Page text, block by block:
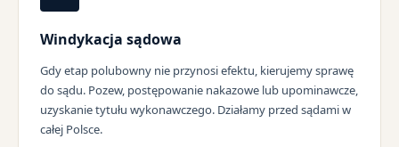
Windykacja sądowa
Gdy etap polubowny nie przynosi efektu, kierujemy sprawę
do sądu. Pozew, postępowanie nakazowe lub upominawcze,
uzyskanie tytułu wykonawczego. Działamy przed sądami w
całej Polsce.